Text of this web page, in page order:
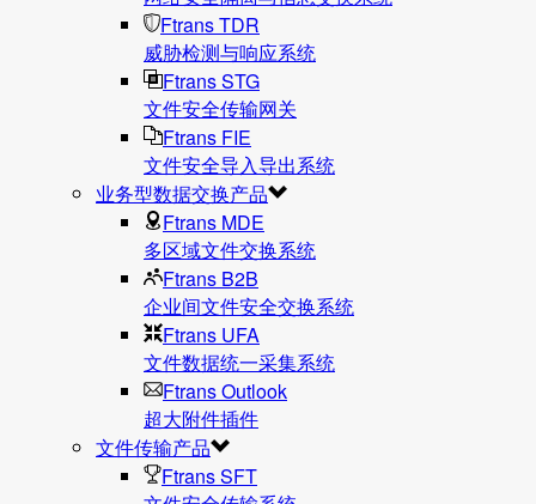
Ftrans TDR
威胁检测与响应系统
Ftrans STG
文件安全传输网关
Ftrans FIE
文件安全导入导出系统
业务型数据交换产品
Ftrans MDE
多区域文件交换系统
Ftrans B2B
企业间文件安全交换系统
Ftrans UFA
文件数据统⼀采集系统
Ftrans Outlook
超大附件插件
文件传输产品
Ftrans SFT